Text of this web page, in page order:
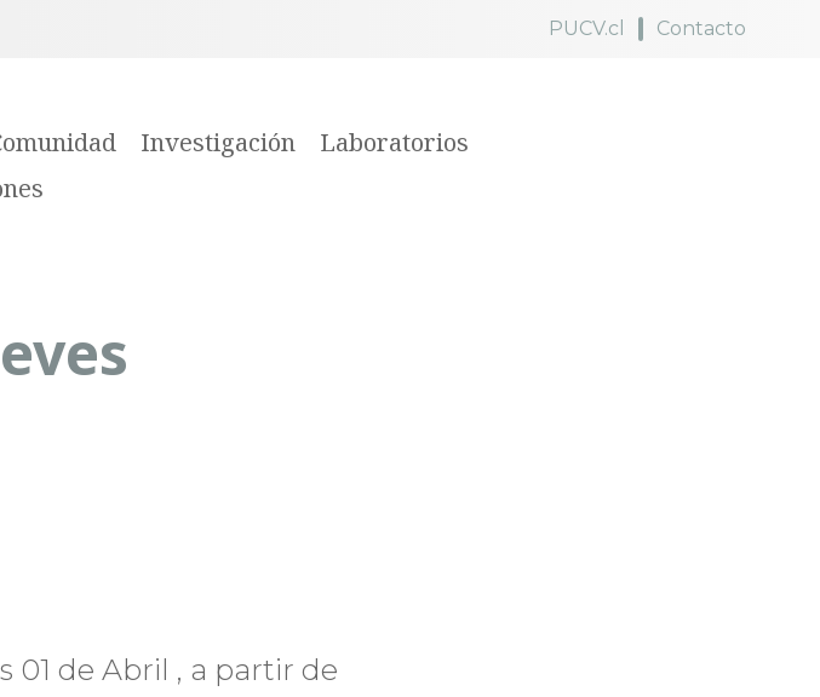
PUCV.cl Contacto
Investigación
Laboratorios
01 de Abril , a partir de